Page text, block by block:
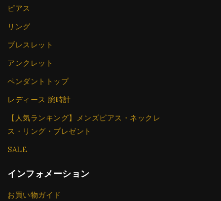
ピアス
リング
ブレスレット
アンクレット
ペンダントトップ
レディース 腕時計
【人気ランキング】メンズピアス・ネックレ
ス・リング・プレゼント
SALE
インフォメーション
お買い物ガイド